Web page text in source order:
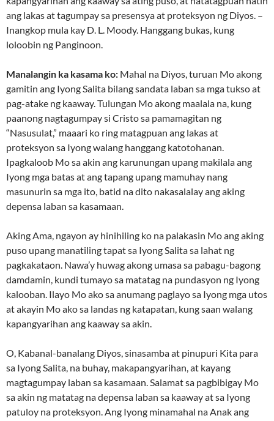
ang lakas at tagumpay sa presensya at proteksyon ng Diyos. –
Inangkop mula kay D. L. Moody. Hanggang bukas, kung
loloobin ng Panginoon.
Manalangin ka kasama ko: Mahal na Diyos, turuan Mo akong
gamitin ang Iyong Salita bilang sandata laban sa mga tukso at
pag-atake ng kaaway. Tulungan Mo akong maalala na, kung
paanong nagtagumpay si Cristo sa pamamagitan ng
“Nasusulat,” maaari ko ring matagpuan ang lakas at
proteksyon sa Iyong walang hanggang katotohanan.
Ipagkaloob Mo sa akin ang karunungan upang makilala ang
Iyong mga batas at ang tapang upang mamuhay nang
masunurin sa mga ito, batid na dito nakasalalay ang aking
depensa laban sa kasamaan.
Aking Ama, ngayon ay hinihiling ko na palakasin Mo ang aking
puso upang manatiling tapat sa Iyong Salita sa lahat ng
pagkakataon. Nawa’y huwag akong umasa sa pabagu-bagong
damdamin, kundi tumayo sa matatag na pundasyon ng Iyong
kalooban. Ilayo Mo ako sa anumang paglayo sa Iyong mga utos
at akayin Mo ako sa landas ng katapatan, kung saan walang
kapangyarihan ang kaaway sa akin.
O, Kabanal-banalang Diyos, sinasamba at pinupuri Kita para
sa Iyong Salita, na buhay, makapangyarihan, at kayang
magtagumpay laban sa kasamaan. Salamat sa pagbibigay Mo
sa akin ng matatag na depensa laban sa kaaway at sa Iyong
patuloy na proteksyon. Ang Iyong minamahal na Anak ang